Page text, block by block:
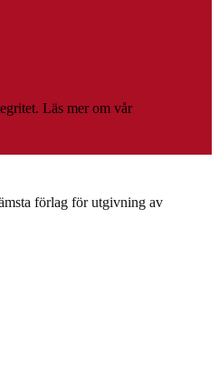
Läs mer om vår
förlag för utgivning av